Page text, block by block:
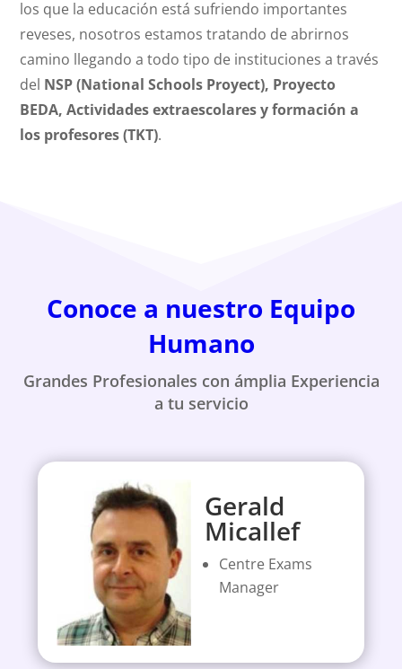
los que la educación está sufriendo importantes
reveses, nosotros estamos tratando de abrirnos
camino llegando a todo tipo de instituciones a través
del NSP (National Schools Proyect), Proyecto
BEDA, Actividades extraescolares y formación a
los profesores (TKT).
Conoce a nuestro Equipo
Humano
Grandes Profesionales con ámplia Experiencia
a tu servicio
Gerald
Micallef
Centre Exams
Manager